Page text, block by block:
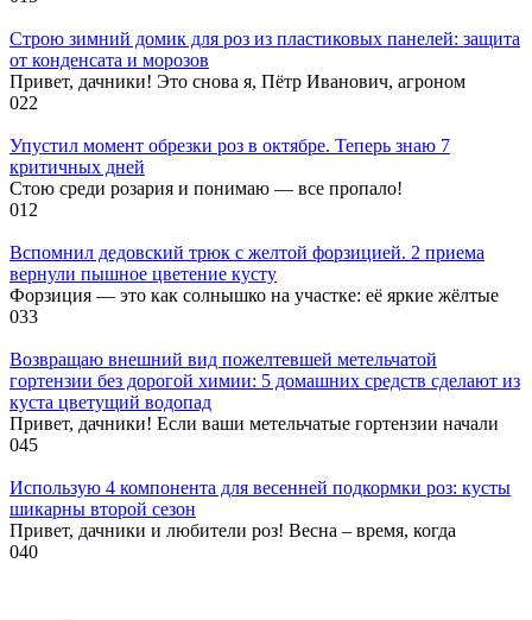
Строю зимний домик для роз из пластиковых панелей: защита
от конденсата и морозов
Привет, дачники! Это снова я, Пётр Иванович, агроном
022
Упустил момент обрезки роз в октябре. Теперь знаю 7
критичных дней
Стою среди розария и понимаю — все пропало!
012
Вспомнил дедовский трюк с желтой форзицией. 2 приема
вернули пышное цветение кусту
Форзиция — это как солнышко на участке: её яркие жёлтые
033
Возвращаю внешний вид пожелтевшей метельчатой
гортензии без дорогой химии: 5 домашних средств сделают из
куста цветущий водопад
Привет, дачники! Если ваши метельчатые гортензии начали
045
Использую 4 компонента для весенней подкормки роз: кусты
шикарны второй сезон
Привет, дачники и любители роз! Весна – время, когда
040